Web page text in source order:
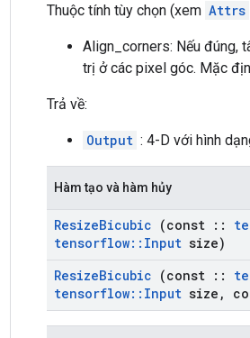
Thuộc tính tùy chọn (xem Attrs
Align_corners: Nếu đúng,
trị ở các pixel góc. Mặc
Trả về:
Output : 4-D với hình
Hàm tạo và hàm hủy
ResizeBicubic (const ::
tensorflow:: Input size)
ResizeBicubic (const ::
tensorflow:: Input size ,